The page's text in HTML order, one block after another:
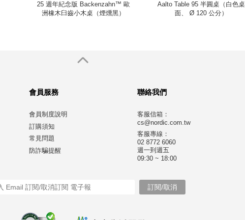
25 週年紀念版 Backenzahn™ 歐
洲橡木臼齒小木桌（煙燻黑）
Aalto Table 95 半圓桌（白色桌
面、 Ø 120 公分）
會員服務
會員制度說明
訂購須知
常見問題
防詐騙提醒
聯絡我們
客服信箱：
cs@nordic.com.tw
客服專線：
02 8772 6060
週一到週五
09:30 ~ 18:00